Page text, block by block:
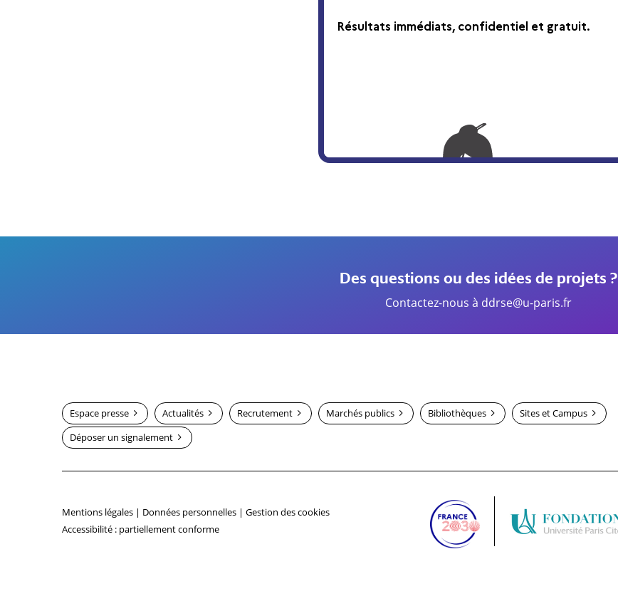
Des questions ou des idées de projets ?
Contactez-nous à ddrse@u-paris.fr
Espace presse Actualités Recrutement Marchés publics Bibliothèques
Sites et Campus
Déposer un signalement
Mentions légales | Données personnelles | Gestion des cookies
Accessibilité : partiellement conforme